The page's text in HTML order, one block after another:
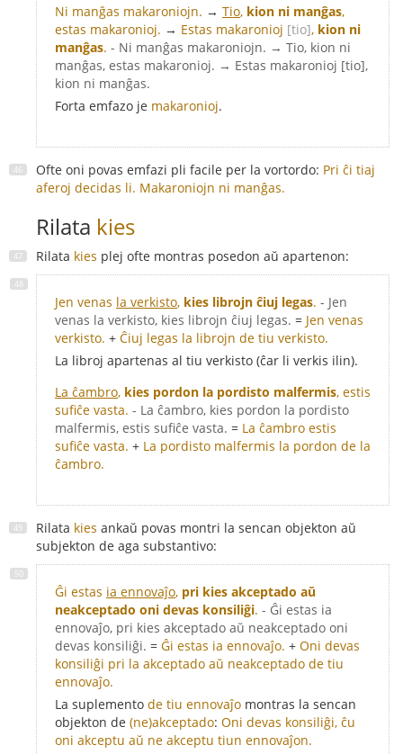
Ni manĝas makaroniojn. → Tio, kion ni manĝas,
estas makaronioj. → Estas makaronioj [tio], kion ni
manĝas. - Ni manĝas makaroniojn. → Tio, kion ni
manĝas, estas makaronioj. → Estas makaronioj [tio],
kion ni manĝas.
Forta emfazo je makaronioj.
Ofte oni povas emfazi pli facile per la vortordo: Pri ĉi tiaj
aferoj decidas li. Makaroniojn ni manĝas.
Rilata kies
Rilata kies plej ofte montras posedon aŭ apartenon:
Jen venas la verkisto, kies librojn ĉiuj legas. - Jen
venas la verkisto, kies librojn ĉiuj legas. = Jen venas
verkisto. + Ĉiuj legas la librojn de tiu verkisto.
La libroj apartenas al tiu verkisto (ĉar li verkis ilin).
La ĉambro, kies pordon la pordisto malfermis, estis
sufiĉe vasta. - La ĉambro, kies pordon la pordisto
malfermis, estis sufiĉe vasta. = La ĉambro estis
sufiĉe vasta. + La pordisto malfermis la pordon de la
ĉambro.
Rilata kies ankaŭ povas montri la sencan objekton aŭ
subjekton de aga substantivo:
Ĝi estas ia ennovaĵo, pri kies akceptado aŭ
neakceptado oni devas konsiliĝi. - Ĝi estas ia
ennovaĵo, pri kies akceptado aŭ neakceptado oni
devas konsiliĝi. = Ĝi estas ia ennovaĵo. + Oni devas
konsiliĝi pri la akceptado aŭ neakceptado de tiu
ennovaĵo.
La suplemento de tiu ennovaĵo montras la sencan
objekton de (ne)akceptado: Oni devas konsiliĝi, ĉu
oni akceptu aŭ ne akceptu tiun ennovaĵon.